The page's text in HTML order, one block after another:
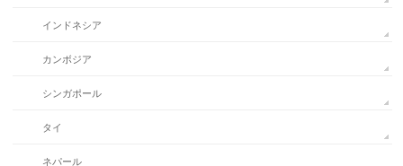
インドネシア
カンボジア
シンガポール
タイ
ネパール